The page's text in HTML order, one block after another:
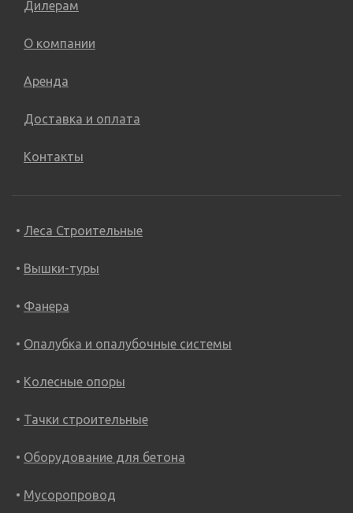
Дилерам
О компании
Аренда
Доставка и оплата
Контакты
Леса Строительные
Вышки-туры
Фанера
Опалубка и опалубочные системы
Колесные опоры
Тачки строительные
Оборудование для бетона
Мусоропровод